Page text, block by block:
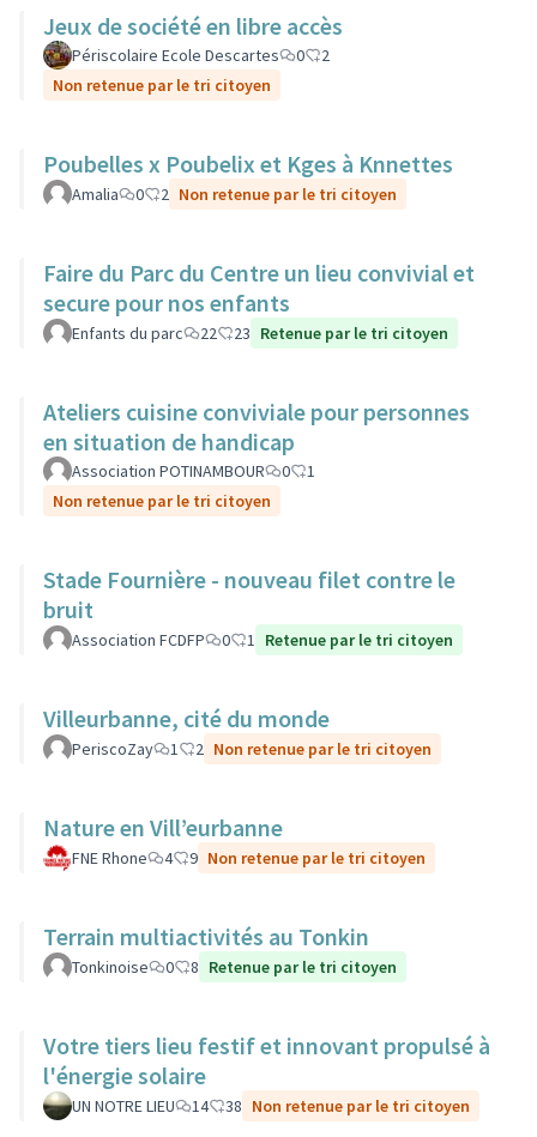
Jeux de société en libre accès
Périscolaire Ecole Descartes 0
2
Non retenue par le tri citoyen
Poubelles x Poubelix et Kges à Knnettes
Amalia 0 2 Non retenue par le tri citoyen
Faire du Parc du Centre un lieu convivial et
secure pour nos enfants
Enfants du parc 22 23 Retenue par le tri citoyen
Ateliers cuisine conviviale pour personnes
en situation de handicap
Association POTINAMBOUR 0
1
Non retenue par le tri citoyen
Stade Fournière - nouveau filet contre le
bruit
Association FCDFP 0 1 Retenue par le tri citoyen
Villeurbanne, cité du monde
PeriscoZay 1 2 Non retenue par le tri citoyen
Nature en Vill’eurbanne
FNE Rhone 4 9 Non retenue par le tri citoyen
Terrain multiactivités au Tonkin
Tonkinoise 0 8 Retenue par le tri citoyen
Votre tiers lieu festif et innovant propulsé à
l'énergie solaire
UN NOTRE LIEU 14 38 Non retenue par le tri citoyen